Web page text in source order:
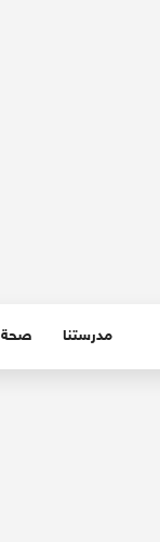
مدرستنا صحة